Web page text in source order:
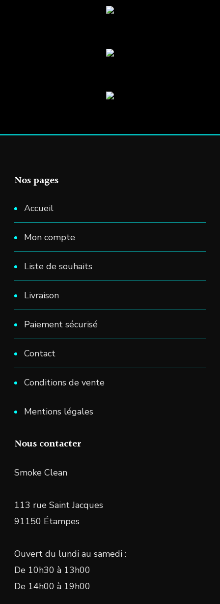
Nos pages
Accueil
Mon compte
Liste de souhaits
Livraison
Paiement sécurisé
Contact
Conditions de vente
Mentions légales
Nous contacter
Smoke Clean
113 rue Saint Jacques
91150 Étampes
Ouvert du lundi au samedi :
De 10h30 à 13h00
De 14h00 à 19h00